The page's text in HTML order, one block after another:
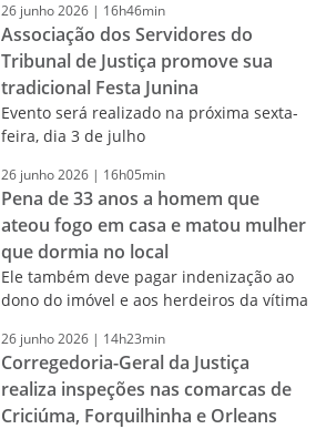
26 junho2026 | 16h46min
Associação dos Servidores do
Tribunal de Justiça promove sua
tradicional Festa Junina
Evento será realizado na próxima sexta-
feira, dia 3 de julho
26 junho2026 | 16h05min
Pena de 33 anos a homem que
ateou fogo em casa e matou mulher
que dormia no local
Ele também deve pagar indenização ao
dono do imóvel e aos herdeiros da vítima
26 junho2026 | 14h23min
Corregedoria-Geral da Justiça
realiza inspeções nas comarcas de
Criciúma, Forquilhinha e Orleans